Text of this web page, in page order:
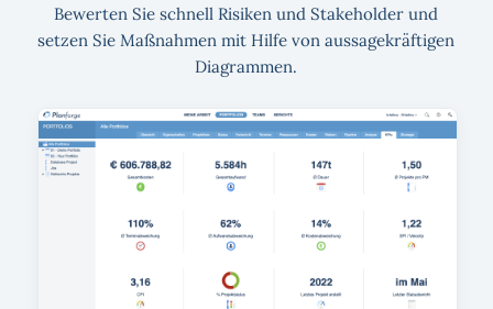
Bewerten Sie schnell Risiken und Stakeholder und
setzen Sie Maßnahmen mit Hilfe von aussagekräftigen
Diagrammen.